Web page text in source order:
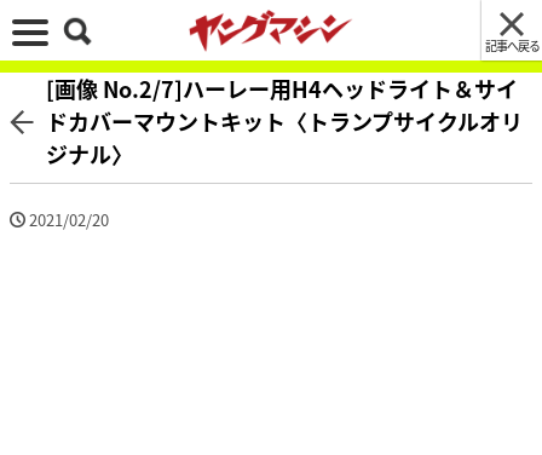
記事へ戻る
[画像 No.2/7]ハーレー用H4ヘッドライト＆サイ
ドカバーマウントキット〈トランプサイクルオリ
ジナル〉
2021/02/20